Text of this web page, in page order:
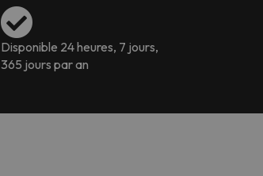
Disponible 24 heures, 7 jours,
365 jours par an